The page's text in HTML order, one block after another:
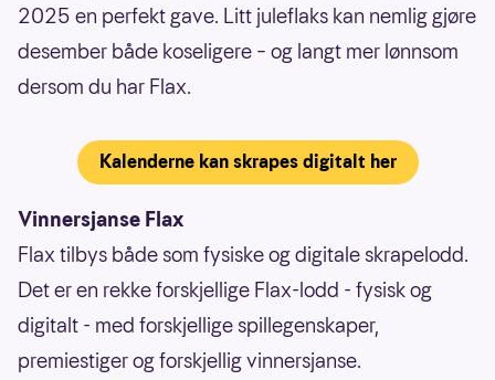
2025 en perfekt gave. Litt juleflaks kan nemlig gjøre
desember både koseligere – og langt mer lønnsom
dersom du har Flax.
Kalenderne kan skrapes digitalt her
Vinnersjanse Flax
Flax tilbys både som fysiske og digitale skrapelodd.
Det er en rekke forskjellige Flax-lodd - fysisk og
digitalt - med forskjellige spillegenskaper,
premiestiger og forskjellig vinnersjanse.